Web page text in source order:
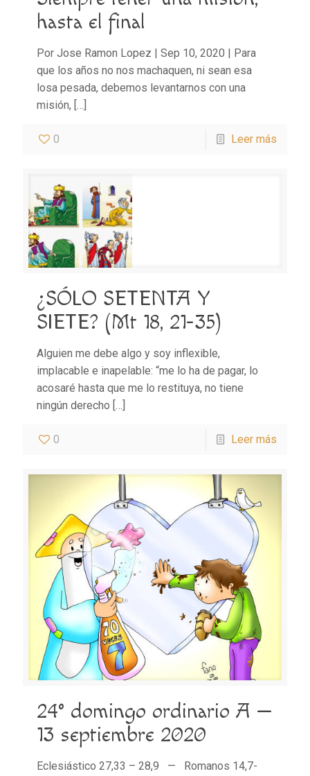
hasta el final
Por Jose Ramon Lopez | Sep 10, 2020 | Para
que los años no nos machaquen, ni sean esa
losa pesada, debemos levantarnos con una
misión, […]
0 Leer más
¿SÓLO SETENTA Y
SIETE? (Mt 18, 21-35)
Alguien me debe algo y soy inflexible,
implacable e inapelable: “me lo ha de pagar, lo
acosaré hasta que me lo restituya, no tiene
ningún derecho […]
0 Leer más
24° domingo ordinario A —
13 septiembre 2020
Eclesiástico 27,33 – 28,9 — Romanos 14,7-